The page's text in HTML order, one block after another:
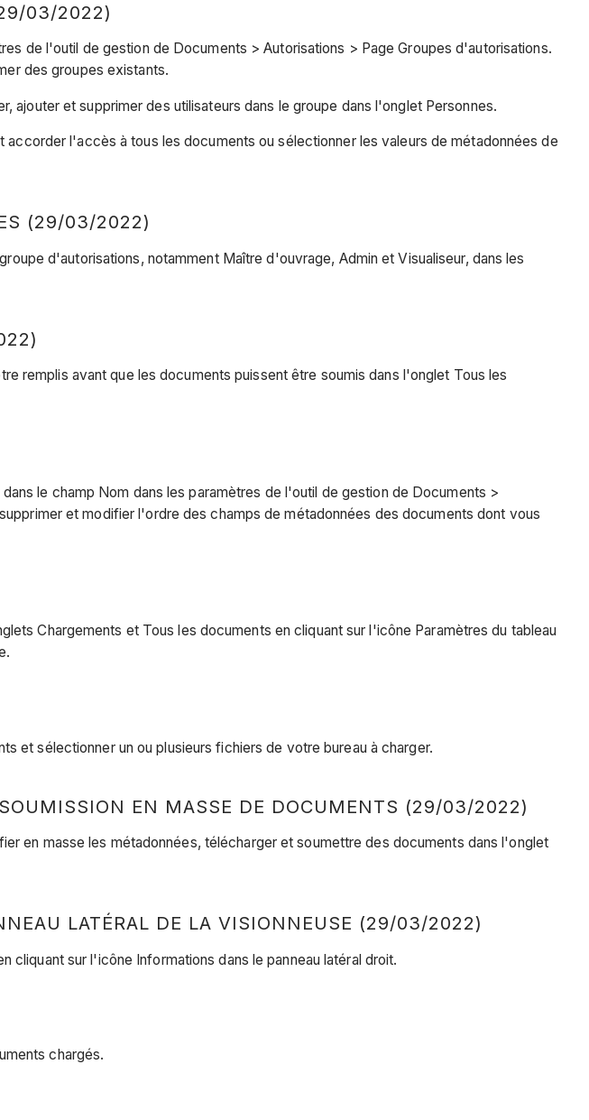
03/2022)
de l'outil de gestion de Documents > Autorisations > Page Groupes d'autorisations.
des groupes existants.
et supprimer des utilisateurs dans le groupe dans l'onglet Personnes.
l'accès à tous les documents ou sélectionner les valeurs de métadonnées de
(29/03/2022)
d'autorisations, notamment Maître d'ouvrage, Admin et Visualiseur, dans les
remplis avant que les documents puissent être soumis dans l'onglet Tous les
le champ Nom dans les paramètres de l'outil de gestion de Documents >
et modifier l'ordre des champs de métadonnées des documents dont vous
Chargements et Tous les documents en cliquant sur l'icône Paramètres du tableau
et sélectionner un ou plusieurs fichiers de votre bureau à charger.
EN MASSE DE DOCUMENTS (29/03/2022)
en masse les métadonnées, télécharger et soumettre des documents dans l'onglet
LATÉRAL DE LA VISIONNEUSE (29/03/2022)
sur l'icône Informations dans le panneau latéral droit.
chargés.